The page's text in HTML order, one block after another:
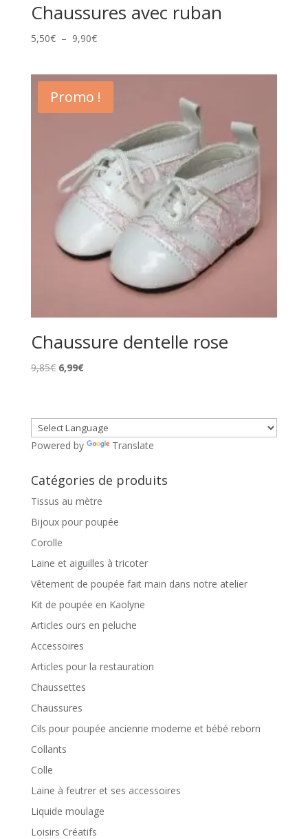
Chaussures avec ruban
5,50€ – 9,90€Plage
5,50€
à
9,90€
Promo !
Chaussure dentelle rose
9,85€ Le
9,85€.
6,99€Le
6,99€.
Powered by
Translate
Catégories de produits
Tissus au mètre
Bijoux pour poupée
Corolle
Laine et aiguilles à tricoter
Vêtement de poupée fait main dans notre atelier
Kit de poupée en Kaolyne
Articles ours en peluche
Accessoires
Articles pour la restauration
Chaussettes
Chaussures
Cils pour poupée ancienne moderne et bébé reborn
Collants
Colle
Laine à feutrer et ses accessoires
Liquide moulage
Loisirs Créatifs